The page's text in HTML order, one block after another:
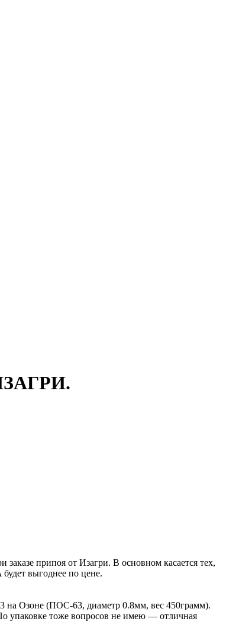
припоя от Изагри. В основном касается тех,
выгоднее по цене.
на Озоне (ПОС-63, диаметр 0.8мм, вес 450грамм).
упаковке тоже вопросов не имею — отличная